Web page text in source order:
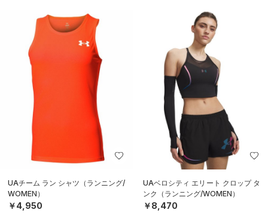
UAチーム ラン シャツ（ランニング/
WOMEN）
￥4,950
UAベロシティ エリート クロップ タ
ンク（ランニング/WOMEN）
￥8,470